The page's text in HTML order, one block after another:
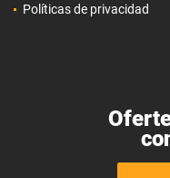
Políticas de privacidad